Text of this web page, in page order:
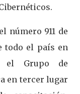
número 911 de
todo el país en
el Grupo de
en tercer lugar